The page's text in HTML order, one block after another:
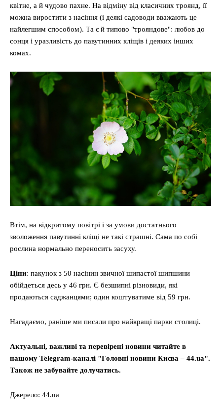
квітне, а й чудово пахне. На відміну від класичних троянд, її
можна виростити з насіння (і деякі садоводи вважають це
найлегшим способом). Та є й типово "трояндове": любов до
сонця і уразливість до павутинних кліщів і деяких інших
комах.
Втім, на відкритому повітрі і за умови достатнього
зволоження павутинні кліщі не такі страшні. Сама по собі
рослина нормально переносить засуху.
Ціни: пакунок з 50 насінин звичної шипастої шипшини
обійдеться десь у 46 грн. Є безшипні різновиди, які
продаються саджанцями; один коштуватиме від 59 грн.
Нагадаємо, раніше ми писали про найкращі парки столиці.
Актуальні, важливі та перевірені новини читайте в
нашому Telegram-каналі "Головні новини Києва – 44.ua".
Також не забувайте долучатись.
Джерело: 44.ua